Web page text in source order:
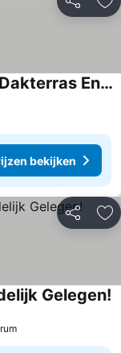
Delen
Kess Maison, Gehele Villa Met Dakterras Enschede
bekijken
Delen
Gelegen!